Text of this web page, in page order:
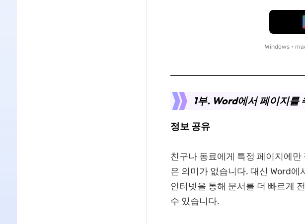
Windows •
1부. Word에서 페이지를
정보 공유
친구나 동료에게 특정 페이지에
은 의미가 없습니다. 대신 Word
인터넷을 통해 문서를 더 빠르게
수 있습니다.